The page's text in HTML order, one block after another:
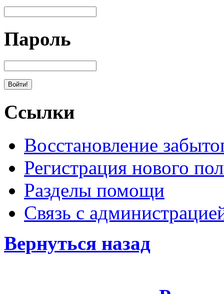
Пароль
Ссылки
Восстановление
Регистрация нового
Разделы помощи
Связь с
Вернуться назад